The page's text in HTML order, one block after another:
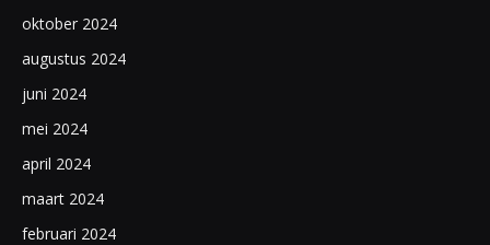
oktober 2024
augustus 2024
juni 2024
mei 2024
april 2024
maart 2024
februari 2024